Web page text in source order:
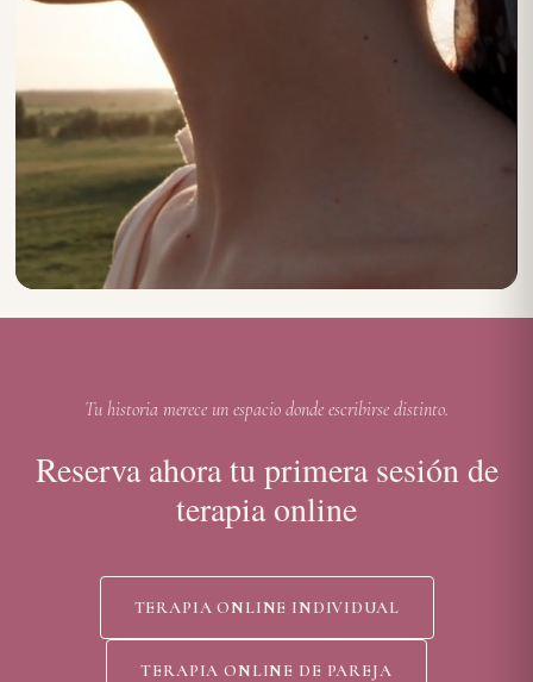
Tu historia merece un espacio donde escribirse distinto.
Reserva ahora tu primera sesión de
terapia online
TERAPIA ONLINE INDIVIDUAL
TERAPIA ONLINE DE PAREJA